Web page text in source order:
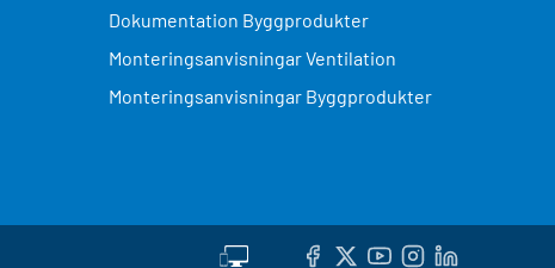
Dokumentation Byggprodukter
Monteringsanvisningar Ventilation
Monteringsanvisningar Byggprodukter